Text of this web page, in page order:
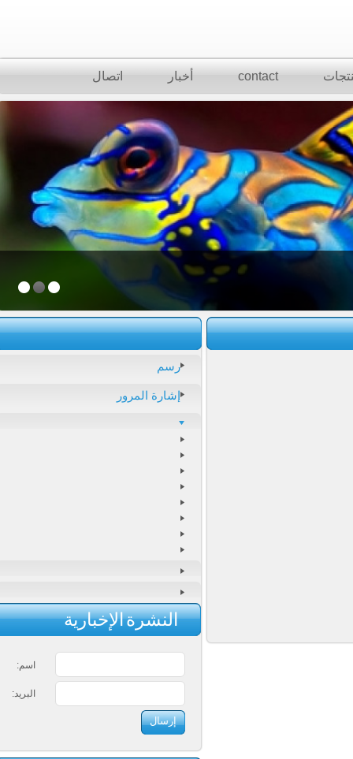
contact أخبار اتصال
رسم
إشارة المرور
النشرة الإخبارية
اسم:
البريد: